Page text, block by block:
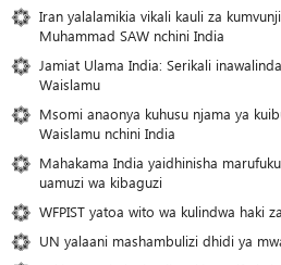
Iran yalalamikia vikali kauli za
Muhammad SAW nchini India
Jamiat Ulama India: Serikali
Waislamu
Msomi anaonya kuhusu njama ya
Waislamu nchini India
Mahakama India yaidhinisha
uamuzi wa kibaguzi
WFPIST yatoa wito wa kulindwa haki
UN yalaani mashambulizi dhidi ya